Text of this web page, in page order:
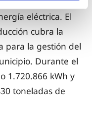
eléctrica. El
cubra la
para la gestión del
Durante el
1.720.866 kWh y
toneladas de